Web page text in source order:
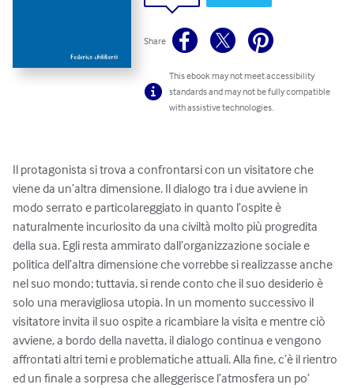
Share
This ebook may not meet accessibility
standards and may not be fully compatible
with assistive technologies.
Il protagonista si trova a confrontarsi con un visitatore che
viene da un’altra dimensione. Il dialogo tra i due avviene in
modo serrato e particolareggiato in quanto l’ospite è
naturalmente incuriosito da una civiltà molto più progredita
della sua. Egli resta ammirato dall’organizzazione sociale e
politica dell’altra dimensione che vorrebbe si realizzasse anche
nel suo mondo; tuttavia, si rende conto che il suo desiderio è
solo una meravigliosa utopia. In un momento successivo il
visitatore invita il suo ospite a ricambiare la visita e mentre ciò
avviene, a bordo della navetta, il dialogo continua e vengono
affrontati altri temi e problematiche attuali. Alla fine, c’è il rientro
ed un finale a sorpresa che alleggerisce l’atmosfera un po’